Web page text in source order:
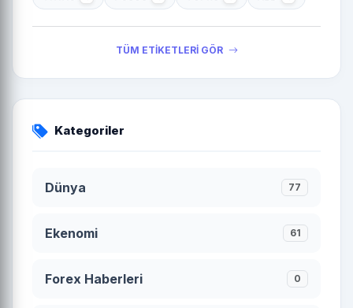
TÜM ETİKETLERİ GÖR
Kategoriler
Dünya 77
Ekenomi 61
Forex Haberleri 0